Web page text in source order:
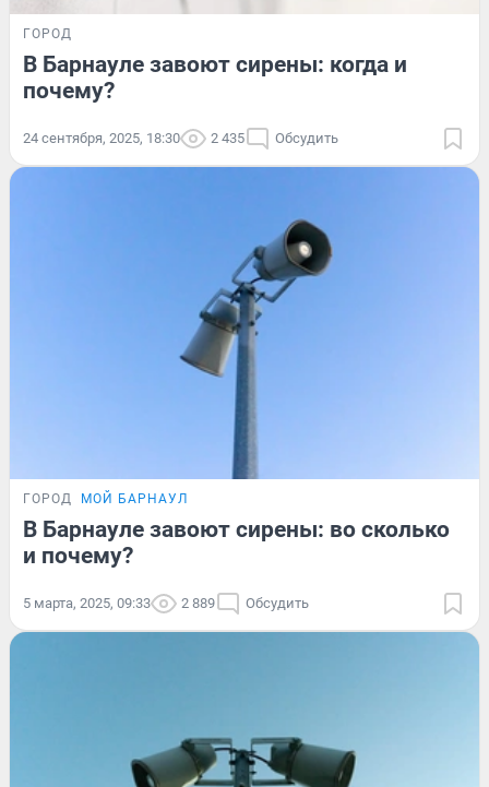
ГОРОД
В Барнауле завоют сирены: когда и
почему?
24 сентября, 2025, 18:30 2 435 Обсудить
ГОРОД МОЙ БАРНАУЛ
В Барнауле завоют сирены: во сколько
и почему?
5 марта, 2025, 09:33 2 889 Обсудить